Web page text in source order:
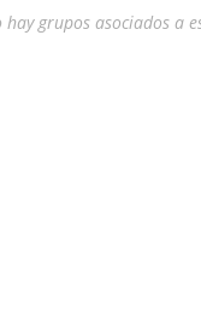
hay grupos asociados a